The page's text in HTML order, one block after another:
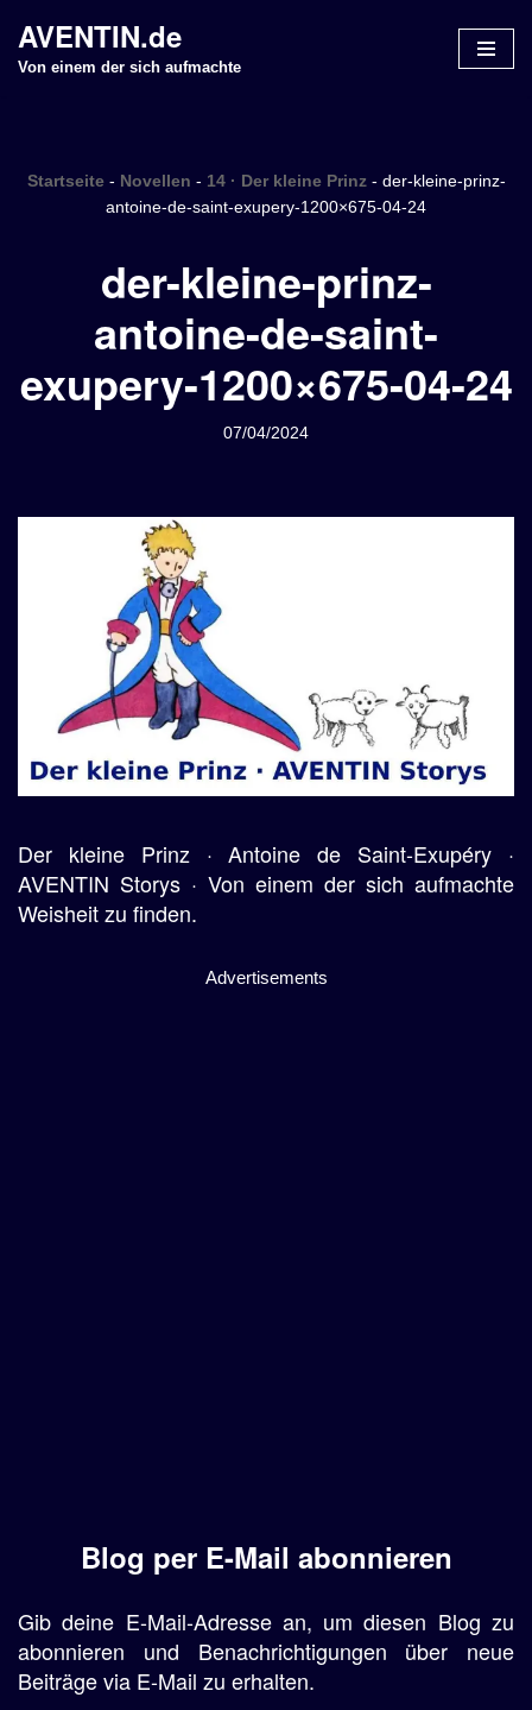
Z
r
n
AVENTIN.de
Von einem der sich aufmachte
Startseite- Novellen - 14 · Der kleine Prinz - der-kleine-prinz-
antoine-de-saint-exupery-1200×675-04-24
der-kleine-prinz-
antoine-de-saint-
exupery-1200×675-04-24
07/04/2024
Der kleine Prinz · Antoine de Saint-Exupéry ·
AVENTIN Storys · Von einem der sich aufmachte
Weisheit zu finden.
Advertisements
Blog per E-Mail abonnieren
Gib deine E-Mail-Adresse an, um diesen Blog zu
abonnieren und Benachrichtigungen über neue
Beiträge via E-Mail zu erhalten.